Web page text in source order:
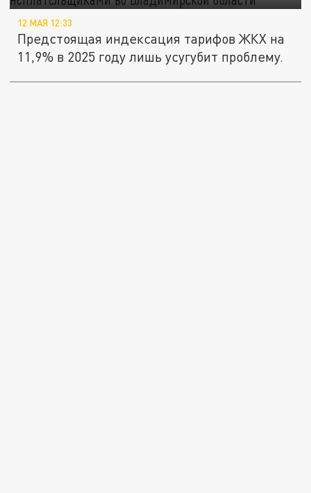
12 МАЯ 12:33
Предстоящая индексация тарифов ЖКХ на
11,9% в 2025 году лишь усугубит проблему.